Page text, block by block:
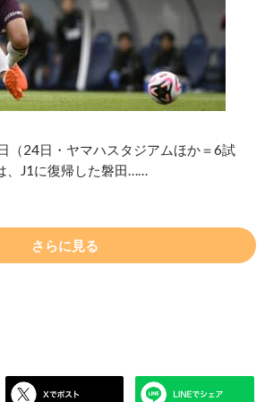
（24日・ヤマハスタジアムほか＝6試
、J1に復帰した磐田……
さらに見る